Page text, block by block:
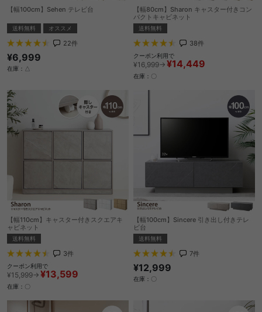
【幅100cm】Sehen テレビ台
送料無料 オススメ
22件
¥6,999
在庫：△
【幅80cm】Sharon キャスター付きコン
パクトキャビネット
送料無料
38件
クーポン利用で
¥16,999→ ¥14,449
在庫：〇
【幅110cm】キャスター付きスクエアキ
ャビネット
送料無料
3件
クーポン利用で
¥15,999→ ¥13,599
在庫：〇
【幅100cm】Sincere 引き出し付きテレ
ビ台
送料無料
7件
¥12,999
在庫：〇